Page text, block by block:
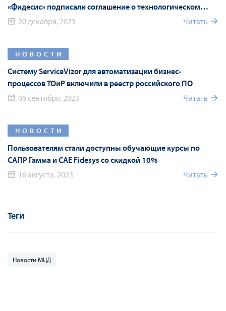
«Фидесис» подписали соглашение о технологическом
партнерстве
20 декабря, 2023 Читать
НОВОСТИ
Систему ServiceVizor для автоматизации бизнес-
процессов ТОиР включили в реестр российского ПО
06 сентября, 2023
Читать
НОВОСТИ
Пользователям стали доступны обучающие курсы по
САПР Гамма и CAE Fidesys со скидкой 10%
16 августа, 2023
Читать
Теги
Новости МЦД